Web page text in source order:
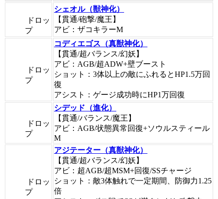
ドロッ
プ
シェオル（獣神化）
【貫通/砲撃/魔王】
アビ：ザコキラーM
ドロッ
プ
コディエゴス（真獣神化）
【貫通/超バランス/幻妖】
アビ：AGB/超ADW+壁ブースト
ショット：3体以上の敵にふれるとHP1.5万回
復
アシスト：ゲージ成功時にHP1万回復
ドロッ
プ
シデッド（進化）
【貫通/バランス/魔王】
アビ：AGB/状態異常回復+ソウルスティール
M
ドロッ
プ
アジテーター（真獣神化）
【貫通/超バランス/幻妖】
アビ：超AGB/超MSM+回復/SSチャージ
ショット：敵3体触れで一定期間、防御力1.25
倍